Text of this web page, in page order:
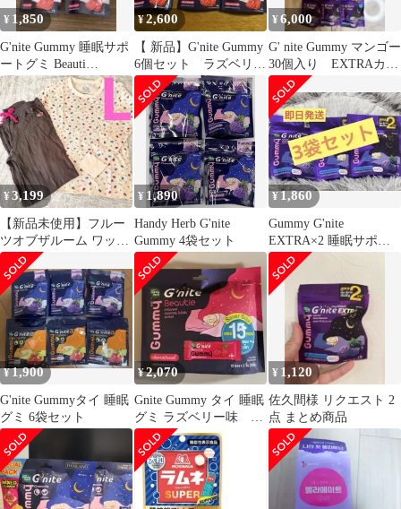
¥ 1,850
G'nite Gummy 睡眠サポ
ートグミ Beauti
Collagen
¥2,600
【 新品】G'nite Gummy
6個セット ラズベリー
味
¥6,000
G' nite Gummy マンゴー
30個入り EXTRAカシ
ス味4個入り×9袋
¥3,199
【新品未使用】フルー
ツオブザルーム ワッフ
ルルームウェア 長
袖 グミ柄L
¥ 1,890
Handy Herb G'nite
Gummy 4袋セット
¥1,860
Gummy G'nite
EXTRA×2 睡眠サポー
トグミ
¥1,900
G'nite Gummyタイ 睡眠
グミ 6袋セット
¥2,070
Gnite Gummy タイ 睡眠
グミ ラズベリー味 2
粒入り15パック
¥ 1,120
佐久間様 リクエスト 2
点 まとめ商品